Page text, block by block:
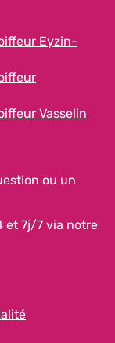
Eyzin-
Vasselin
ou un
et 7j/7 via notre